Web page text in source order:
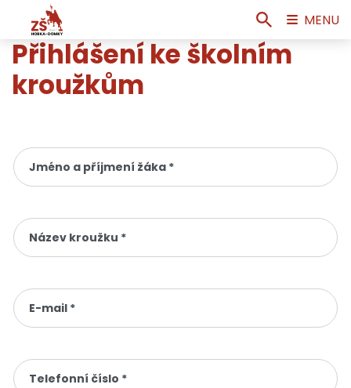
Přihlášení ke školním
kroužkům
Jméno a příjmení žáka *
Název kroužku *
E-mail *
Telefonní číslo *
MENU